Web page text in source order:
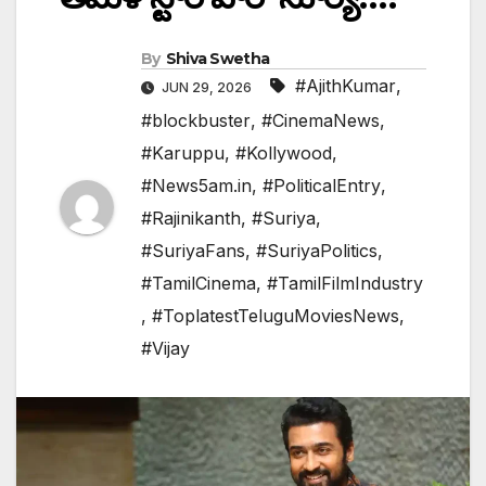
By Shiva Swetha
JUN 29, 2026 #AjithKumar,
#blockbuster, #CinemaNews,
#Karuppu, #Kollywood,
#News5am.in, #PoliticalEntry,
#Rajinikanth, #Suriya,
#SuriyaFans, #SuriyaPolitics,
#TamilCinema, #TamilFilmIndustry
, #ToplatestTeluguMoviesNews,
#Vijay